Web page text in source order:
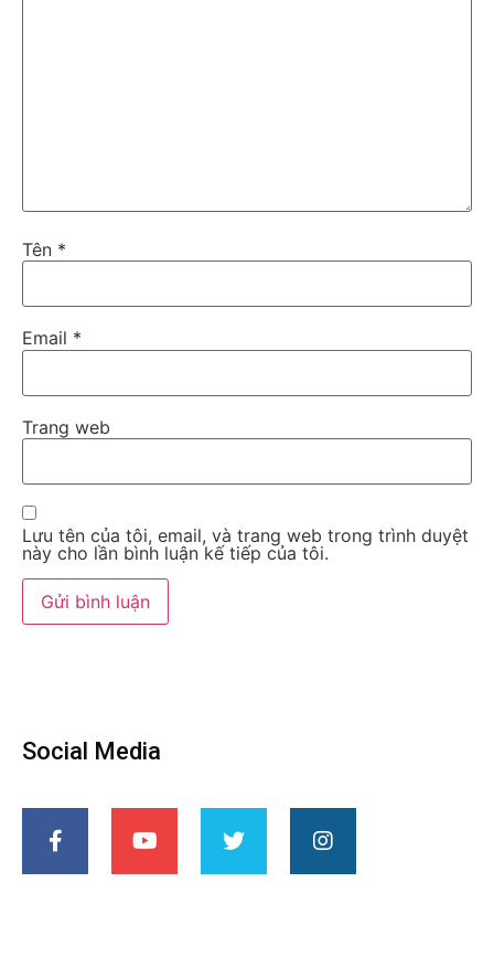
Tên *
Email *
Trang web
Lưu tên của tôi, email, và trang web trong trình duyệt
này cho lần bình luận kế tiếp của tôi.
Social Media